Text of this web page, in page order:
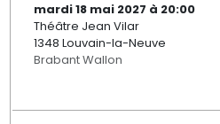
mardi 18 mai 2027 à 20:00
Théâtre Jean Vilar
1348 Louvain-la-Neuve
Brabant Wallon